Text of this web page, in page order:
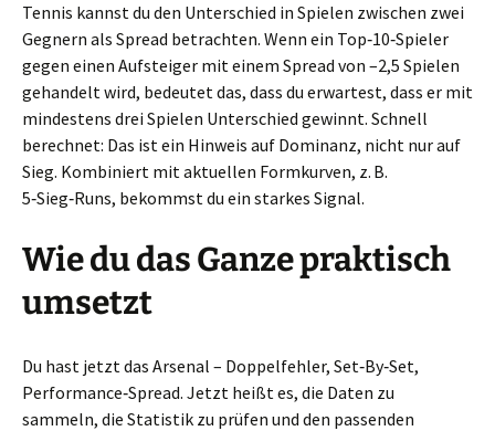
Tennis kannst du den Unterschied in Spielen zwischen zwei
Gegnern als Spread betrachten. Wenn ein Top‑10‑Spieler
gegen einen Aufsteiger mit einem Spread von –2,5 Spielen
gehandelt wird, bedeutet das, dass du erwartest, dass er mit
mindestens drei Spielen Unterschied gewinnt. Schnell
berechnet: Das ist ein Hinweis auf Dominanz, nicht nur auf
Sieg. Kombiniert mit aktuellen Formkurven, z. B.
5‑Sieg‑Runs, bekommst du ein starkes Signal.
Wie du das Ganze praktisch
umsetzt
Du hast jetzt das Arsenal – Doppelfehler, Set‑By‑Set,
Performance‑Spread. Jetzt heißt es, die Daten zu
sammeln, die Statistik zu prüfen und den passenden